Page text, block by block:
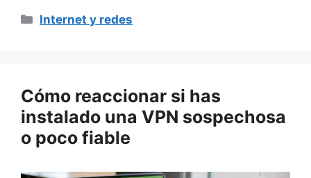
Categorías
Internet y redes
Cómo reaccionar si has
instalado una VPN sospechosa
o poco fiable